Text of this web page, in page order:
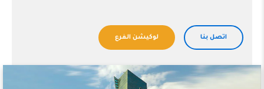
اتصل بنا لوكيشن الفرع